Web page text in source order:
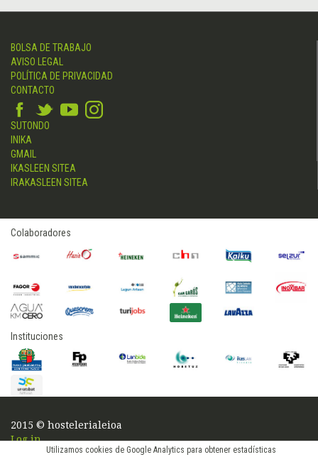
Utilizamos cookies de Google Analytics para obtener estadísticas
BOLSA DE TRABAJO
AVISO LEGAL
POLÍTICA DE PRIVACIDAD
CONTACTO
SUTONDO
INIKA
GMAIL
IKASLEEN SITEA
IRAKASLEEN SITEA
Colaboradores
Instituciones
2015 © hostelerialeioa
Log in